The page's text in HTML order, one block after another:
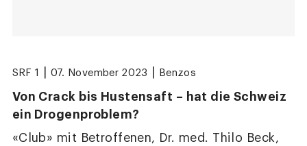
SRF 1 07. November 2023 Benzos
Von Crack bis Hustensaft – hat die Schweiz
ein Drogenproblem?
«Club» mit Betroffenen, Dr. med. Thilo Beck,